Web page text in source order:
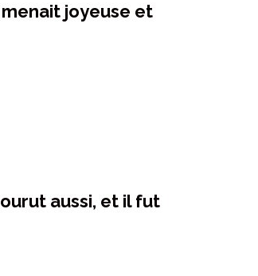
joyeuse et
aussi, et il fut